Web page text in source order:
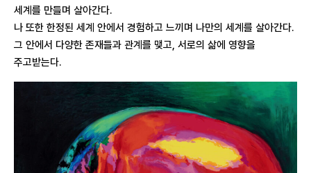
세계를 만들며 살아간다.
나 또한 한정된 세계 안에서 경험하고 느끼며 나만의 세계를 살아간다.
그 안에서 다양한 존재들과 관계를 맺고, 서로의 삶에 영향을
주고받는다.